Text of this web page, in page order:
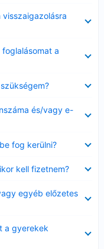
a
és/vagy e-
fog kerülni?
kell fizetnem?
egyéb előzetes
a gyerekek